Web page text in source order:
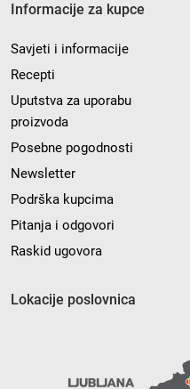
Informacije za kupce
Savjeti i informacije
Recepti
Uputstva za uporabu
proizvoda
Posebne pogodnosti
Newsletter
Podrška kupcima
Pitanja i odgovori
Raskid ugovora
Lokacije poslovnica